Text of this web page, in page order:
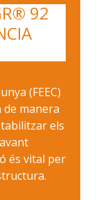
92
(FEEC)
de manera
els
és vital per